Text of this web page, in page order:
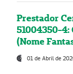
Prestador
51004350-
(Nome
01 de Abril de